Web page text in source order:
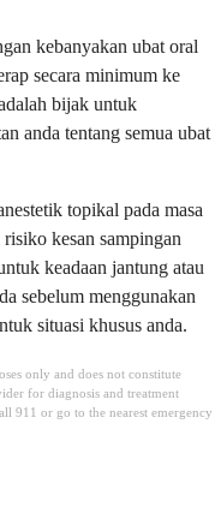
kebanyakan ubat oral
secara minimum ke
bijak untuk
anda tentang semua ubat
topikal pada masa
kesan sampingan
keadaan jantung atau
sebelum menggunakan
situasi khusus anda.
only and does not constitute
for diagnosis and treatment
911 or go to the nearest emergency